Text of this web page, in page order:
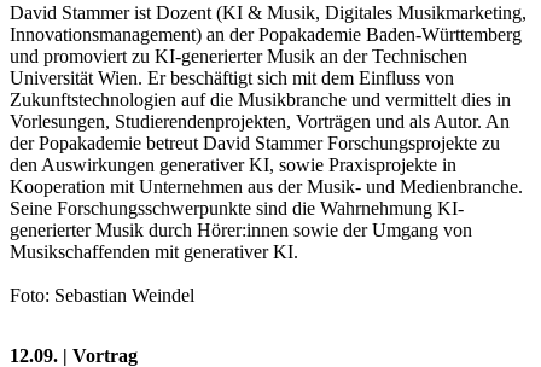
David Stammer ist Dozent (KI & Musik, Digitales Musikmarketing,
Innovationsmanagement) an der Popakademie Baden-Württemberg
und promoviert zu KI-generierter Musik an der Technischen
Universität Wien. Er beschäftigt sich mit dem Einfluss von
Zukunftstechnologien auf die Musikbranche und vermittelt dies in
Vorlesungen, Studierendenprojekten, Vorträgen und als Autor. An
der Popakademie betreut David Stammer Forschungsprojekte zu
den Auswirkungen generativer KI, sowie Praxisprojekte in
Kooperation mit Unternehmen aus der Musik- und Medienbranche.
Seine Forschungsschwerpunkte sind die Wahrnehmung KI-
generierter Musik durch Hörer:innen sowie der Umgang von
Musikschaffenden mit generativer KI.
Foto: Sebastian Weindel
12.09. | Vortrag